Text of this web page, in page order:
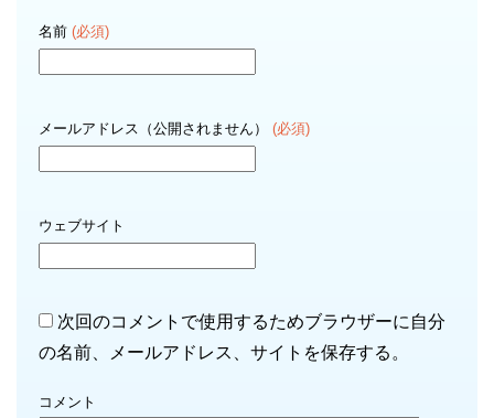
名前 (必須)
メールアドレス（公開されません） (必須)
ウェブサイト
次回のコメントで使用するためブラウザーに自分
の名前、メールアドレス、サイトを保存する。
コメント